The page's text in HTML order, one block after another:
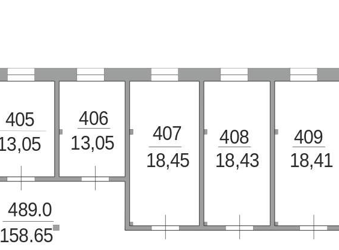
489.0
405
406
407 408 409
1 .65
58
13,05
18,45 18,43 18,41